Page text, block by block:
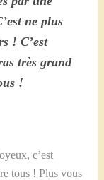
ne plus
! C’est
très grand
!
c’est
tous ! Plus vous